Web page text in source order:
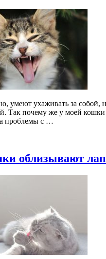
умеют ухаживать за собой,
Так почему же у моей кошки
проблемы с …
облизывают